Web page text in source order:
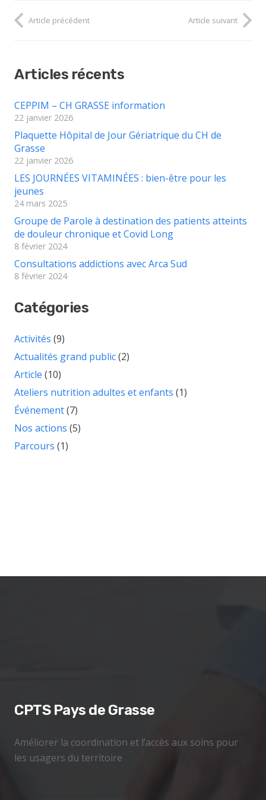
Article précédent Article suivant
Articles récents
CEPPIM – CH GRASSE information
22 janvier 2026
Plaquette Hôpital de Jour Gériatrique du CH de
Grasse
22 janvier 2026
LES JOURNÉES VITAMINÉES : bien-être pour les
jeunes
24 mars 2025
Groupe de Parole à destination des patients atteints
de douleur chronique et Covid Long
8 février 2024
Consultations addictions avec Arca Sud
8 février 2024
Catégories
Activités (9)
Actualités grand public(2)
Article (10)
Ateliers nutrition adultes et enfants (1)
Événement(7)
Nos actions (5)
Parcours (1)
CPTS Pays de Grasse
Améliorer la coordination et l’accès aux soins pour
les usagers du territoire